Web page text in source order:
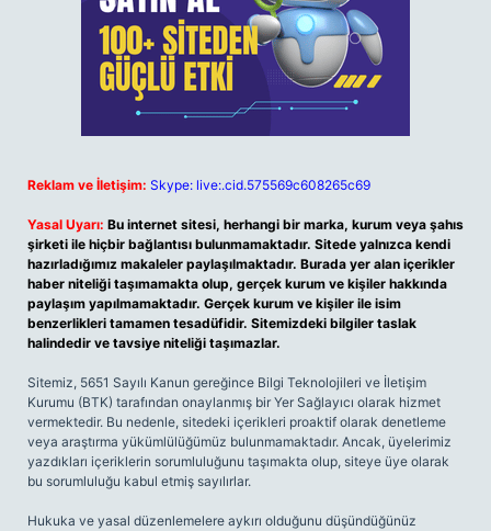
Reklam ve İletişim: Skype: live:.cid.575569c608265c69
Yasal Uyarı: Bu internet sitesi, herhangi bir marka, kurum veya şahıs
şirketi ile hiçbir bağlantısı bulunmamaktadır. Sitede yalnızca kendi
hazırladığımız makaleler paylaşılmaktadır. Burada yer alan içerikler
haber niteliği taşımamakta olup, gerçek kurum ve kişiler hakkında
paylaşım yapılmamaktadır. Gerçek kurum ve kişiler ile isim
benzerlikleri tamamen tesadüfidir. Sitemizdeki bilgiler taslak
halindedir ve tavsiye niteliği taşımazlar.
Sitemiz, 5651 Sayılı Kanun gereğince Bilgi Teknolojileri ve İletişim
Kurumu (BTK) tarafından onaylanmış bir Yer Sağlayıcı olarak hizmet
vermektedir. Bu nedenle, sitedeki içerikleri proaktif olarak denetleme
veya araştırma yükümlülüğümüz bulunmamaktadır. Ancak, üyelerimiz
yazdıkları içeriklerin sorumluluğunu taşımakta olup, siteye üye olarak
bu sorumluluğu kabul etmiş sayılırlar.
Hukuka ve yasal düzenlemelere aykırı olduğunu düşündüğünüz